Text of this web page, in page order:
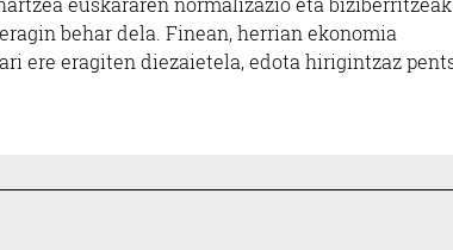
behar dela. Finean, herrian ekonomia
ere eragiten diezaietela, edota hirigintzaz